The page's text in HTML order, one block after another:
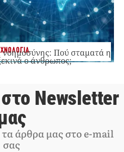
νοημοσύνης: Πού σταματά η
ο άνθρωπος;
Newsletter
άρθρα μας στο e-mail
σας